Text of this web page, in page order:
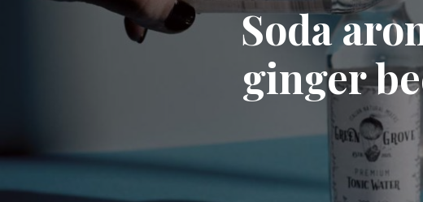
Soda
ginger